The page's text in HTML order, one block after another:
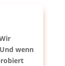
Und wenn